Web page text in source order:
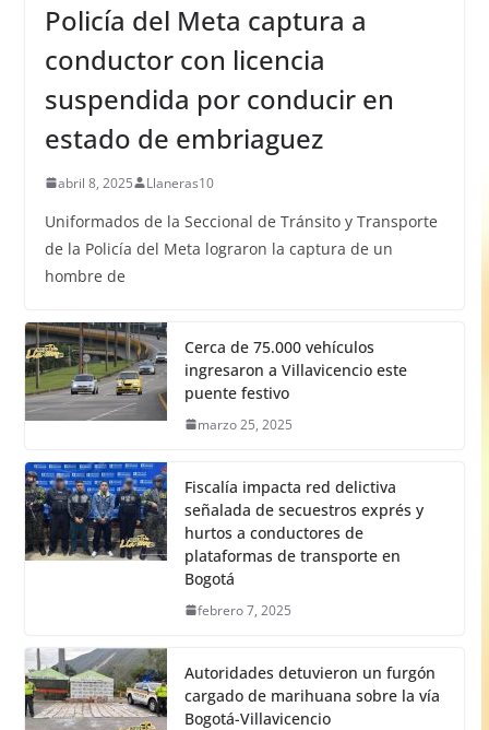
Policía del Meta captura a
conductor con licencia
suspendida por conducir en
estado de embriaguez
abril 8, 2025 Llaneras10
Uniformados de la Seccional de Tránsito y Transporte
de la Policía del Meta lograron la captura de un
hombre de
Cerca de 75.000 vehículos
ingresaron a Villavicencio este
puente festivo
marzo 25, 2025
Fiscalía impacta red delictiva
señalada de secuestros exprés y
hurtos a conductores de
plataformas de transporte en
Bogotá
febrero 7, 2025
Autoridades detuvieron un furgón
cargado de marihuana sobre la vía
Bogotá-Villavicencio